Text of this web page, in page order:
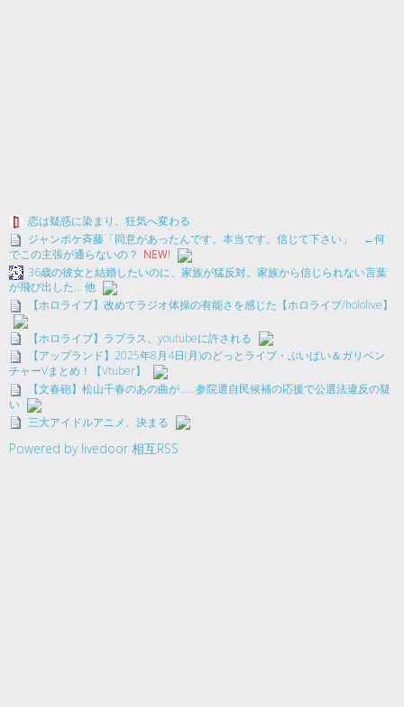
恋は疑惑に染まり、狂気へ変わる
ジャンポケ斉藤「同意があったんです。本当です。信じて下さい」 ←何
でこの主張が通らないの？ NEW!
36歳の彼女と結婚したいのに、家族が猛反対。家族から信じられない言葉
が飛び出した… 他
【ホロライブ】改めてラジオ体操の有能さを感じた【ホロライブ/hololive】
【ホロライブ】ラプラス、youtubeに許される
【アップランド】2025年8月4日(月)のどっとライブ・ぶいぱい＆ガリベン
チャーVまとめ！【Vtuber】
【文春砲】松山千春のあの曲が……参院選自民候補の応援で公選法違反の疑
い
三大アイドルアニメ、決まる
Powered by livedoor 相互RSS